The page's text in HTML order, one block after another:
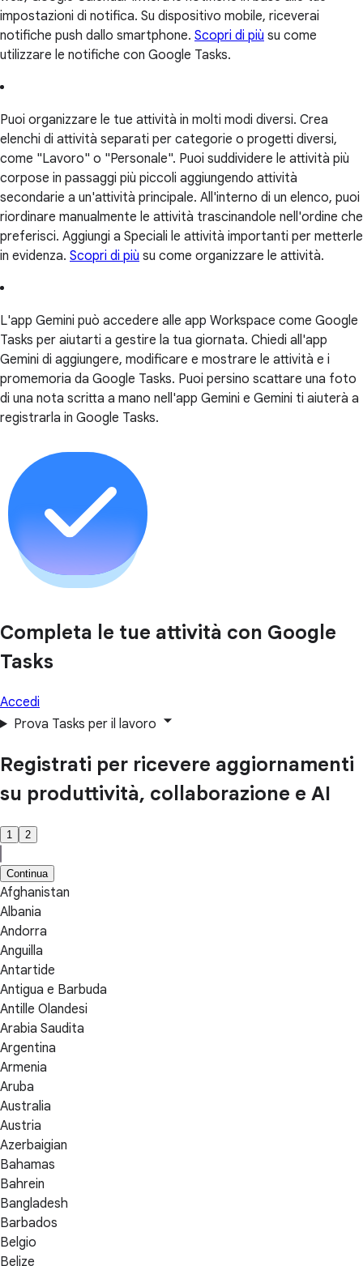
impostazioni di notifica. Su dispositivo mobile, riceverai
notifiche push dallo smartphone. Scopri di più su come
utilizzare le notifiche con Google Tasks.
Puoi organizzare le tue attività in molti modi diversi. Crea
elenchi di attività separati per categorie o progetti diversi,
come "Lavoro" o "Personale". Puoi suddividere le attività più
corpose in passaggi più piccoli aggiungendo attività
secondarie a un'attività principale. All'interno di un elenco, puoi
riordinare manualmente le attività trascinandole nell'ordine che
preferisci. Aggiungi a Speciali le attività importanti per metterle
in evidenza. Scopri di più su come organizzare le attività.
L'app Gemini può accedere alle app Workspace come Google
Tasks per aiutarti a gestire la tua giornata. Chiedi all'app
Gemini di aggiungere, modificare e mostrare le attività e i
promemoria da Google Tasks. Puoi persino scattare una foto
di una nota scritta a mano nell'app Gemini e Gemini ti aiuterà a
registrarla in Google Tasks.
Completa le tue attività con Google
Tasks
Accedi
Prova Tasks per il lavoro
Registrati per ricevere aggiornamenti
su produttività, collaborazione e AI
1 2
Continua
Afghanistan
Albania
Andorra
Anguilla
Antartide
Antigua e Barbuda
Antille Olandesi
Arabia Saudita
Argentina
Armenia
Aruba
Australia
Austria
Azerbaigian
Bahamas
Bahrein
Bangladesh
Barbados
Belgio
Belize